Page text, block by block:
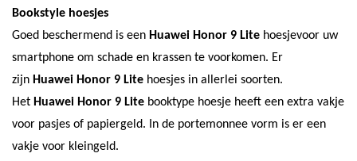
Bookstyle hoesjes
Goed beschermend is een Huawei Honor 9 Lite hoesjevoor uw
smartphone om schade en krassen te voorkomen. Er
zijn Huawei Honor 9 Lite hoesjes in allerlei soorten.
Het Huawei Honor 9 Lite booktype hoesje heeft een extra vakje
voor pasjes of papiergeld. In de portemonnee vorm is er een
vakje voor kleingeld.